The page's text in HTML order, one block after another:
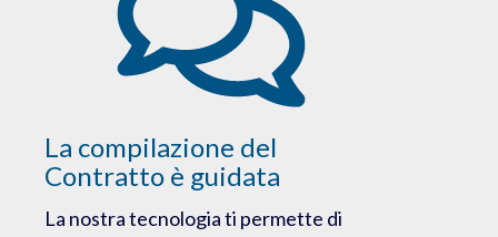
La compilazione del
Contratto è guidata
La nostra tecnologia ti permette di